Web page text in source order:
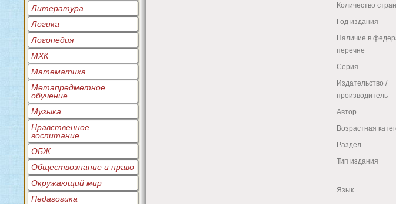
Литература
Логика
Логопедия
МХК
Математика
Метапредметное
обучение
Музыка
Нравственное
воспитание
ОБЖ
Обществознание и право
Окружающий мир
Педагогика
Количество
Год издания
Наличие в
перечне
Серия
Издательство /
производитель
Автор
Возрастная
Раздел
Тип издания
Язык